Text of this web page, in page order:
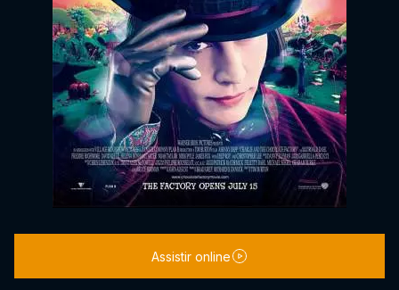
Assistir online